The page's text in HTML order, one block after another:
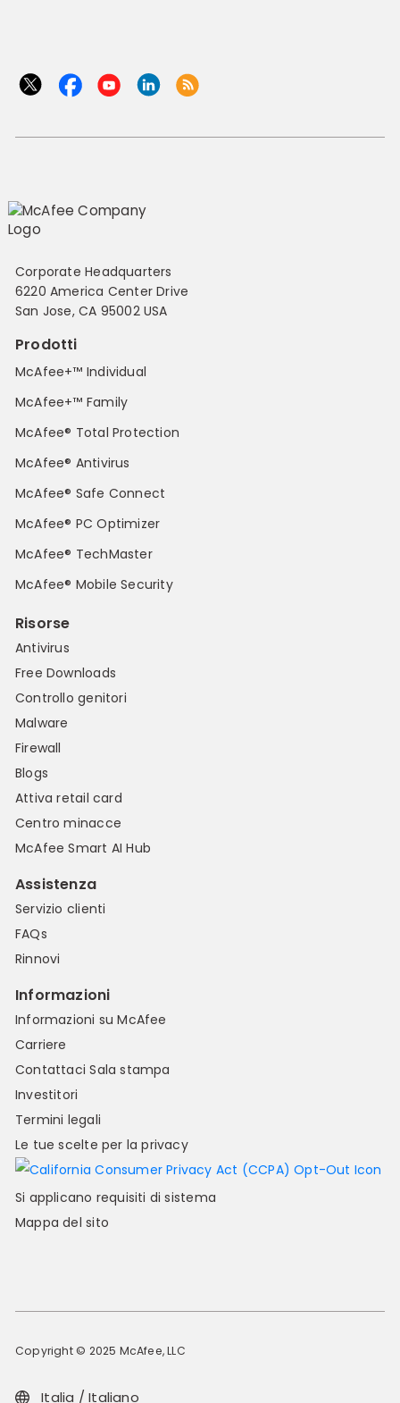
Corporate Headquarters
6220 America Center Drive
San Jose, CA 95002 USA
Prodotti
McAfee+™ Individual
McAfee+™ Family
McAfee® Total Protection
McAfee® Antivirus
McAfee® Safe Connect
McAfee® PC Optimizer
McAfee® TechMaster
McAfee® Mobile Security
Risorse
Antivirus
Free Downloads
Controllo genitori
Malware
Firewall
Blogs
Attiva retail card
Centro minacce
McAfee Smart AI Hub
Assistenza
Servizio clienti
FAQs
Rinnovi
Informazioni
Informazioni su McAfee
Carriere
ContattaciSala stampa
Investitori
Termini legali
Le tue scelte per la privacy
Si applicano requisiti di sistema
Mappa del sito
Copyright © 2025 McAfee, LLC
Italia / Italiano